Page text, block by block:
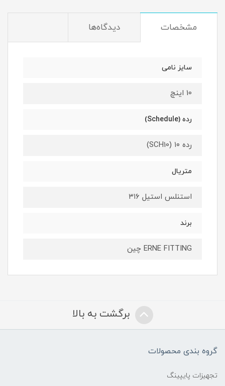
مشخصات دیدگاه‌ها
سایز نامی
10 اینچ
رده (Schedule)
رده ۱۰ (SCH10)
متریال
استنلس استیل ۳۱۶
برند
ERNE FITTING چین
برگشت به بالا
گروه بندی محصولات
تجهیزات پایپینگ